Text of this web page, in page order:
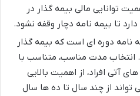
توانایی مالی بیمه گذار در
تا بیمه نامه دچار وقفه نشود.
نامه دوره ای است که بیمه گذار
مدت مناسب، متناسب با
آتی افراد، از اهمیت بالایی
تواند از چند سال تا ده ها سال